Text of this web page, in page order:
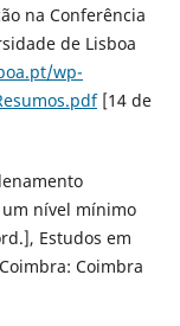
na Conferência
de Lisboa
wp-
[14 de
nível mínimo
Estudos em
Coimbra